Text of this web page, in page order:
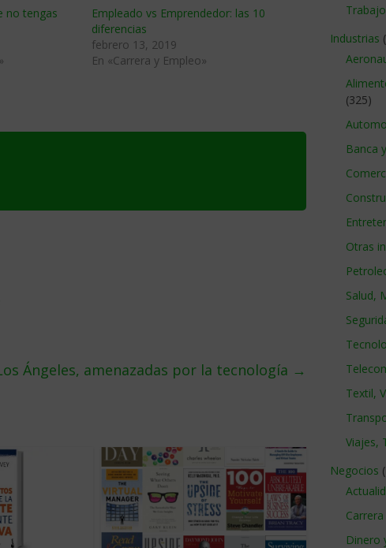
no tengas
Empleado vs Emprendedor: las 10
diferencias
febrero 13, 2019
En «Carrera y Empleo»
Ángeles, amenazadas por la tecnología →
Industrias
(325)
Banca
Otras
Salud,
Textil,
Viajes,
Negocios
Dinero